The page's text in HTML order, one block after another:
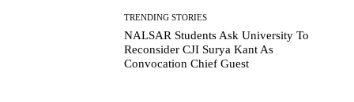
TRENDING STORIES
NALSAR Students Ask University To
Reconsider CJI Surya Kant As
Convocation Chief Guest